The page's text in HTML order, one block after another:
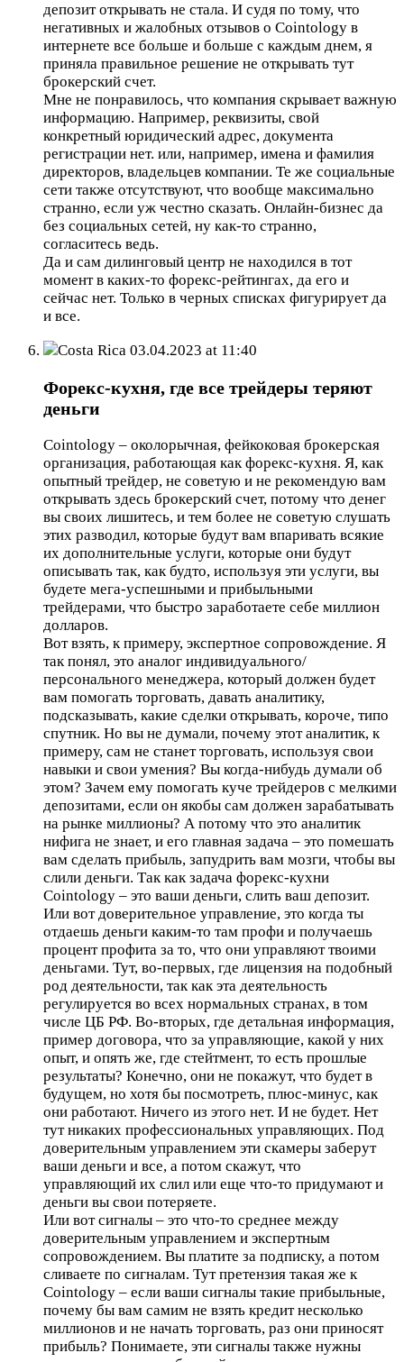
депозит открывать не стала. И судя по тому, что
негативных и жалобных отзывов о Cointology в
интернете все больше и больше с каждым днем, я
приняла правильное решение не открывать тут
брокерский счет.
Мне не понравилось, что компания скрывает важную
информацию. Например, реквизиты, свой
конкретный юридический адрес, документа
регистрации нет. или, например, имена и фамилия
директоров, владельцев компании. Те же социальные
сети также отсутствуют, что вообще максимально
странно, если уж честно сказать. Онлайн-бизнес да
без социальных сетей, ну как-то странно,
согласитесь ведь.
Да и сам дилинговый центр не находился в тот
момент в каких-то форекс-рейтингах, да его и
сейчас нет. Только в черных списках фигурирует да
и все.
Costa Rica 03.04.2023 at 11:40
Форекс-кухня, где все трейдеры теряют
деньги
Cointology – околорычная, фейкоковая брокерская
организация, работающая как форекс-кухня. Я, как
опытный трейдер, не советую и не рекомендую вам
открывать здесь брокерский счет, потому что денег
вы своих лишитесь, и тем более не советую слушать
этих разводил, которые будут вам впаривать всякие
их дополнительные услуги, которые они будут
описывать так, как будто, используя эти услуги, вы
будете мега-успешными и прибыльными
трейдерами, что быстро заработаете себе миллион
долларов.
Вот взять, к примеру, экспертное сопровождение. Я
так понял, это аналог индивидуального/
персонального менеджера, который должен будет
вам помогать торговать, давать аналитику,
подсказывать, какие сделки открывать, короче, типо
спутник. Но вы не думали, почему этот аналитик, к
примеру, сам не станет торговать, используя свои
навыки и свои умения? Вы когда-нибудь думали об
этом? Зачем ему помогать куче трейдеров с мелкими
депозитами, если он якобы сам должен зарабатывать
на рынке миллионы? А потому что это аналитик
нифига не знает, и его главная задача – это помешать
вам сделать прибыль, запудрить вам мозги, чтобы вы
слили деньги. Так как задача форекс-кухни
Cointology – это ваши деньги, слить ваш депозит.
Или вот доверительное управление, это когда ты
отдаешь деньги каким-то там профи и получаешь
процент профита за то, что они управляют твоими
деньгами. Тут, во-первых, где лицензия на подобный
род деятельности, так как эта деятельность
регулируется во всех нормальных странах, в том
числе ЦБ РФ. Во-вторых, где детальная информация,
пример договора, что за управляющие, какой у них
опыт, и опять же, где стейтмент, то есть прошлые
результаты? Конечно, они не покажут, что будет в
будущем, но хотя бы посмотреть, плюс-минус, как
они работают. Ничего из этого нет. И не будет. Нет
тут никаких профессиональных управляющих. Под
доверительным управлением эти скамеры заберут
ваши деньги и все, а потом скажут, что
управляющий их слил или еще что-то придумают и
деньги вы свои потеряете.
Или вот сигналы – это что-то среднее между
доверительным управлением и экспертным
сопровождением. Вы платите за подписку, а потом
сливаете по сигналам. Тут претензия такая же к
Cointology – если ваши сигналы такие прибыльные,
почему бы вам самим не взять кредит несколько
миллионов и не начать торговать, раз они приносят
прибыль? Понимаете, эти сигналы также нужны